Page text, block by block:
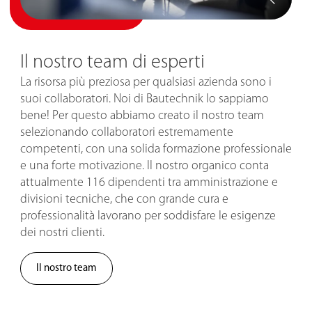
Il nostro team di esperti
La risorsa più preziosa per qualsiasi azienda sono i
suoi collaboratori. Noi di Bautechnik lo sappiamo
bene! Per questo abbiamo creato il nostro team
selezionando collaboratori estremamente
competenti, con una solida formazione professionale
e una forte motivazione. Il nostro organico conta
attualmente 116 dipendenti tra amministrazione e
divisioni tecniche, che con grande cura e
professionalità lavorano per soddisfare le esigenze
dei nostri clienti.
Il nostro team